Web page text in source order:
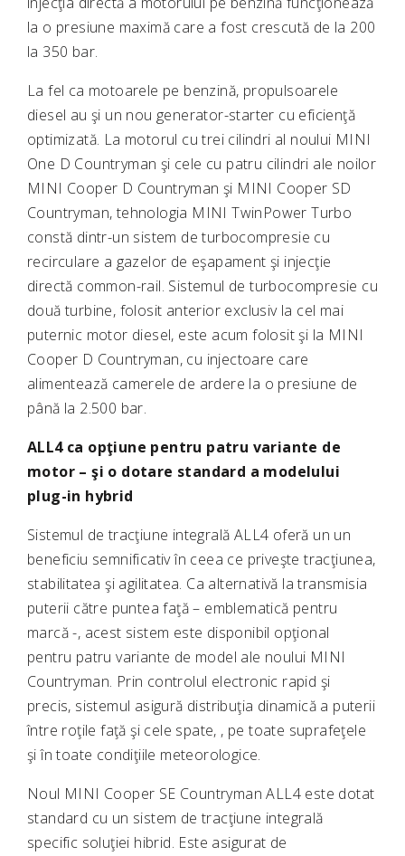
la o presiune maximă care a fost crescută de la 200
la 350 bar.
La fel ca motoarele pe benzină, propulsoarele
diesel au şi un nou generator-starter cu eficienţă
optimizată. La motorul cu trei cilindri al noului MINI
One D Countryman şi cele cu patru cilindri ale noilor
MINI Cooper D Countryman şi MINI Cooper SD
Countryman, tehnologia MINI TwinPower Turbo
constă dintr-un sistem de turbocompresie cu
recirculare a gazelor de eşapament şi injecţie
directă common-rail. Sistemul de turbocompresie cu
două turbine, folosit anterior exclusiv la cel mai
puternic motor diesel, este acum folosit şi la MINI
Cooper D Countryman, cu injectoare care
alimentează camerele de ardere la o presiune de
până la 2.500 bar.
ALL4 ca opţiune pentru patru variante de
motor – şi o dotare standard a modelului
plug-in hybrid
Sistemul de tracţiune integrală ALL4 oferă un un
beneficiu semnificativ în ceea ce priveşte tracţiunea,
stabilitatea şi agilitatea. Ca alternativă la transmisia
puterii către puntea faţă – emblematică pentru
marcă -, acest sistem este disponibil opţional
pentru patru variante de model ale noului MINI
Countryman. Prin controlul electronic rapid şi
precis, sistemul asigură distribuţia dinamică a puterii
între roţile faţă şi cele spate, , pe toate suprafeţele
şi în toate condiţiile meteorologice.
Noul MINI Cooper SE Countryman ALL4 este dotat
standard cu un sistem de tracţiune integrală
specific soluţiei hibrid. Este asigurat de